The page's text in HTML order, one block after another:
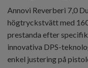
Annovi Reverberi 7,0
högtryckstvätt med
prestanda efter
innovativa DPS-
enkel justering på